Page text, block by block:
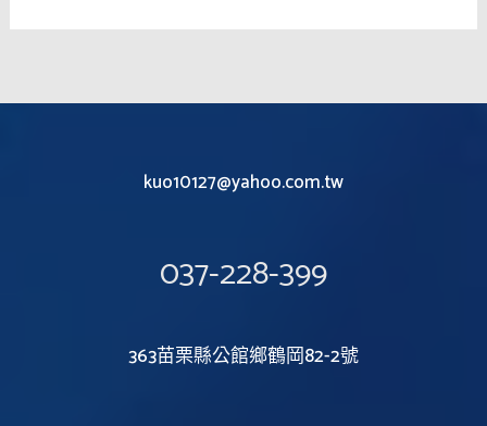
kuo10127@yahoo.com.tw
037-228-399
363苗栗縣公館鄉鶴岡82-2號